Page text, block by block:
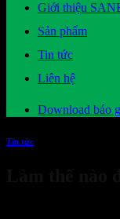
Giới thiệu
Sản phẩm
Tin tức
Liên hệ
Download báo
Tin tức